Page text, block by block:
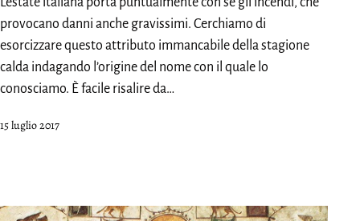
provocano danni anche gravissimi. Cerchiamo di
esorcizzare questo attributo immancabile della stagione
calda indagando l’origine del nome con il quale lo
conosciamo. È facile risalire da…
Pubblicato
15 luglio 2017